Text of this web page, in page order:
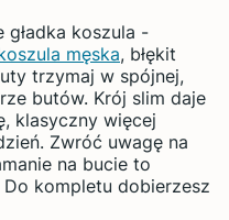
koszula -
męska, błękit
trzymaj w spójnej,
butów. Krój slim daje
klasyczny więcej
Zwróć uwagę na
na bucie to
kompletu dobierzesz